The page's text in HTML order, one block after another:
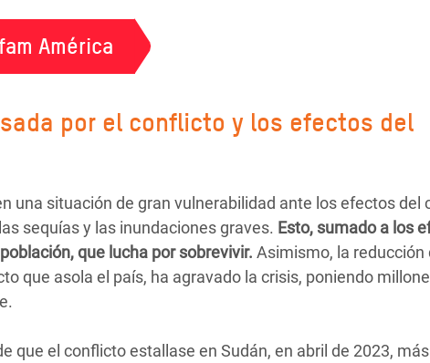
América
por el conflicto y los efectos del
una situación de gran vulnerabilidad ante los efectos del
sequías y las inundaciones graves. Esto, sumado a los
que lucha por sobrevivir. Asimismo, la reducción
que asola el país, ha agravado la crisis, poniendo
que el conflicto estallase en Sudán, en abril de 2023,